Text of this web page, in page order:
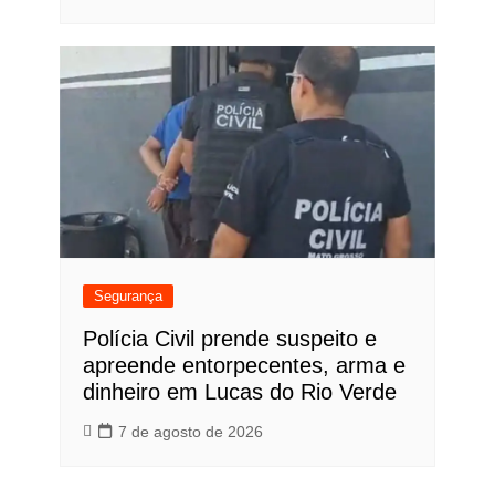
Segurança
Polícia Civil prende suspeito e
apreende entorpecentes, arma e
dinheiro em Lucas do Rio Verde
7 de agosto de 2026